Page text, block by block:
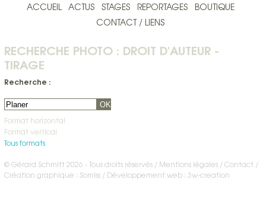
ACCUEIL ACTUS STAGES REPORTAGES
BOUTIQUE
CONTACT / LIENS
RECHERCHE PHOTO : DROIT D'AUTEUR -
TIRAGE
Recherche :
OK
Format horizontal
Format vertical
Tous formats
© Gérard Schmitt 2026 - Tous droits réservés / Mentions légales Contact /
Création graphique : Somiss
Développement web : 3w-creation